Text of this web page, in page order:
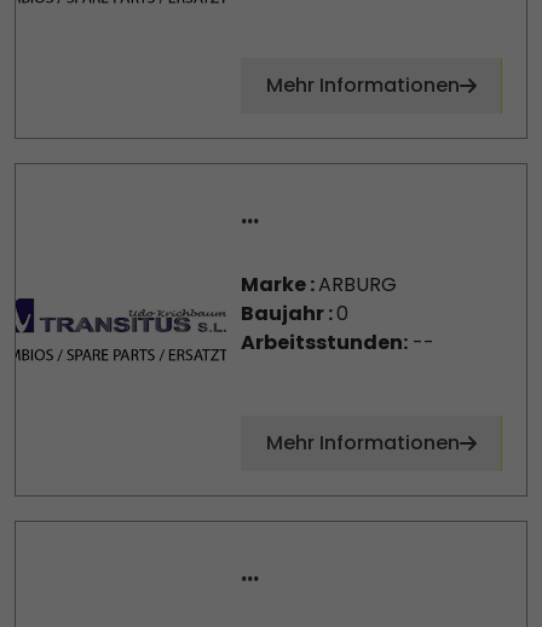
Mehr Informationen
...
Marke :ARBURG
Baujahr :0
Arbeitsstunden:--
Mehr Informationen
...